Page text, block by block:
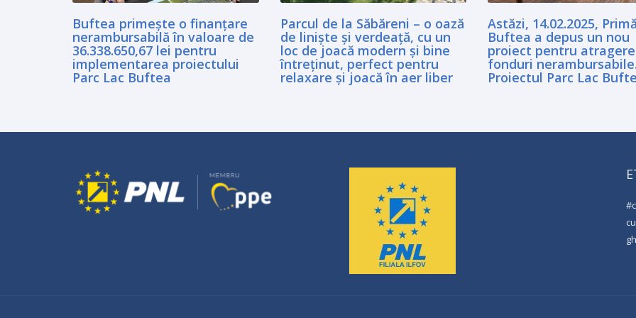
Buftea primește o finanțare
nerambursabilă în valoare de
36.338.650,67 lei pentru
implementarea proiectului
Parc Lac Buftea
Parcul de la Săbăreni – o oază
de liniște și verdeață, cu un
loc de joacă modern și bine
întreținut, perfect pentru
relaxare și joacă în aer liber
Astăzi, 14.02.2025,
Buftea a depus un nou
proiect pentru
fonduri nerambursabile.
Proiectul Parc Lac Bufte